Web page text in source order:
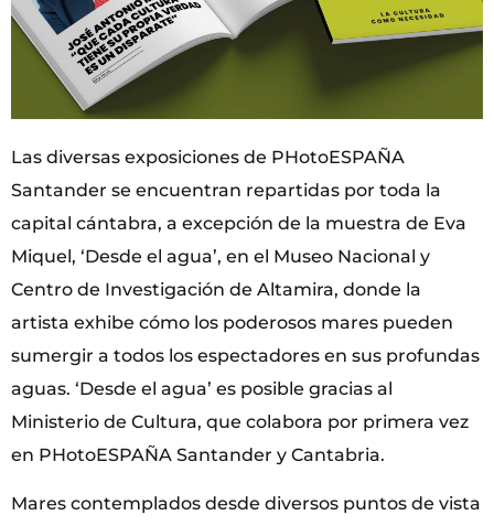
Las diversas exposiciones de PHotoESPAÑA
Santander se encuentran repartidas por toda la
capital cántabra, a excepción de la muestra de Eva
Miquel, ‘Desde el agua’, en el Museo Nacional y
Centro de Investigación de Altamira, donde la
artista exhibe cómo los poderosos mares pueden
sumergir a todos los espectadores en sus profundas
aguas. ‘Desde el agua’ es posible gracias al
Ministerio de Cultura, que colabora por primera vez
en PHotoESPAÑA Santander y Cantabria.
Mares contemplados desde diversos puntos de vista